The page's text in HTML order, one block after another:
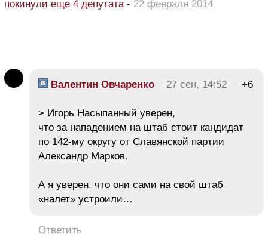
покинули еще 4 депутата- 22 февраля 2014
Валентин Овчаренко 27 сен, 14:52 +6
> Игорь Насыпанный уверен,
что за нападением на штаб стоит кандидат
по 142-му округу от Славянской партии
Александр Марков.
А я уверен, что они сами на свой штаб
«налет» устроили…
Ответить